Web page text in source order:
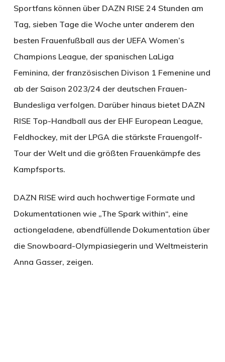
Sportfans können über DAZN RISE 24 Stunden am
Tag, sieben Tage die Woche unter anderem den
besten Frauenfußball aus der UEFA Women’s
Champions League, der spanischen LaLiga
Feminina, der französischen Divison 1 Femenine und
ab der Saison 2023/24 der deutschen Frauen-
Bundesliga verfolgen. Darüber hinaus bietet DAZN
RISE Top-Handball aus der EHF European League,
Feldhockey, mit der LPGA die stärkste Frauengolf-
Tour der Welt und die größten Frauenkämpfe des
Kampfsports.
DAZN RISE wird auch hochwertige Formate und
Dokumentationen wie „The Spark within“, eine
actiongeladene, abendfüllende Dokumentation über
die Snowboard-Olympiasiegerin und Weltmeisterin
Anna Gasser, zeigen.